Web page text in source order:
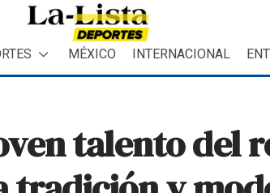
MÉXICO INTERNACIONAL
talento del